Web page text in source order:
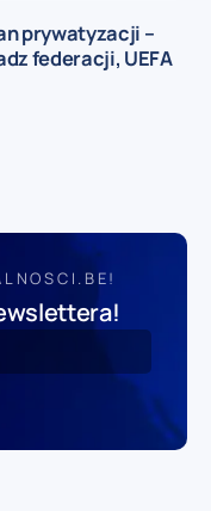
prywatyzacji –
federacji, UEFA